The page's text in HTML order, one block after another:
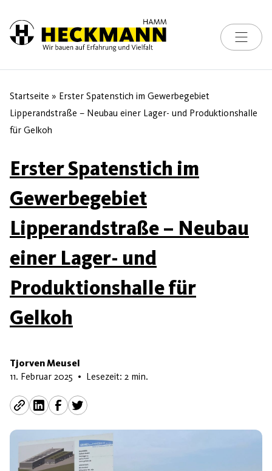
Skip to content
Toggle
Startseite » Erster Spatenstich im Gewerbegebiet
Lipperandstraße – Neubau einer Lager- und Produktionshalle
für Gelkoh
Erster Spatenstich im
Gewerbegebiet
Lipperandstraße – Neubau
einer Lager- und
Produktionshalle für
Gelkoh
Tjorven Meusel
11. Februar 2025 5. Juni 2025
• Lesezeit: 2 min.